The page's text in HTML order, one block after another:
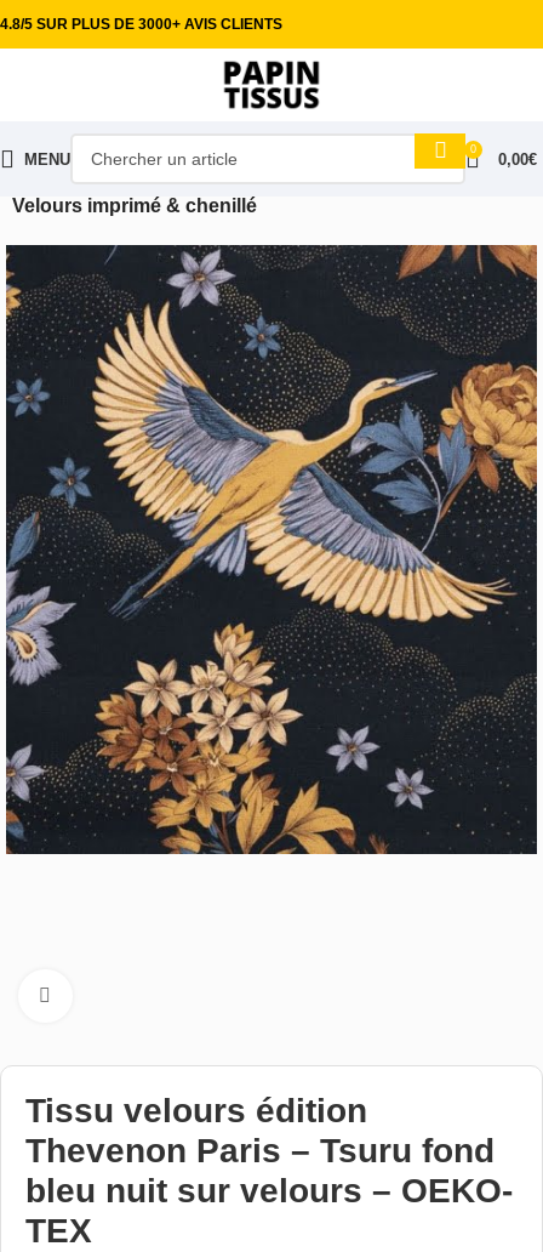
4.8/5 SUR PLUS DE 3000+ AVIS CLIENTS
MENU
0
0,00€
Velours & Microfibre
Velours imprimé & chenillé
Tissu velours édition
Thevenon Paris – Tsuru fond
bleu nuit sur velours – OEKO-
TEX